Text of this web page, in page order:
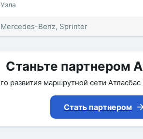
Узла
Mercedes-Benz, Sprinter
Станьте партнером
развития маршрутной сети
Стать партнером